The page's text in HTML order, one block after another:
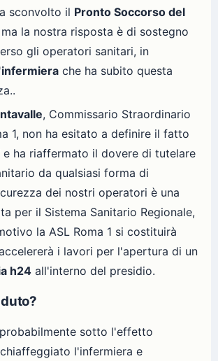
sconvolto il Pronto Soccorso del
ma la nostra risposta è di sostegno
gli operatori sanitari, in
infermiera che ha subito questa
, Commissario Straordinario
1, non ha esitato a definire il fatto
e ha riaffermato il dovere di tutelare
da qualsiasi forma di
dei nostri operatori è una
per il Sistema Sanitario Regionale,
la ASL Roma 1 si costituirà
i lavori per l'apertura di un
h24 all'interno del presidio.
sotto l'effetto
l'infermiera e